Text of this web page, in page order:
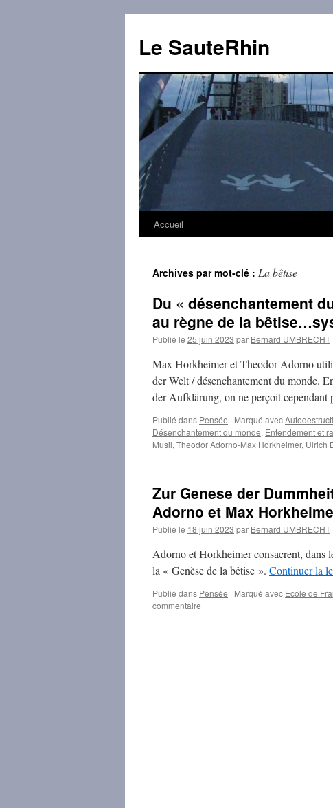
contenu
Le SauteRhin
Accueil
Archives par mot-clé : La bêtise
Du « désenchantement
au règne de la
Publié le 25 juin 2023 par Bernard UMBRECHT
Max Horkheimer et Theodor Adorno
der Welt / désenchantement du monde.
der Aufklärung, on ne perçoit
Publié dans Pensée | Marqué avec
Désenchantement du monde, Entendement et
Musil, Theodor Adorno-Max Horkheimer, Ulrich
Zur Genese der
Adorno et Max
Publié le 18 juin 2023 par Bernard UMBRECHT
Adorno et Horkheimer consacrent, dans
la « Genèse de la bêtise ». Continuer la
Publié dans Pensée | Marqué avec Ecole de
commentaire